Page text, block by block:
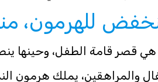
للهرمون، منذ
قصر قامة الطفل، وحينها
والمراهقين، يملك هرمون